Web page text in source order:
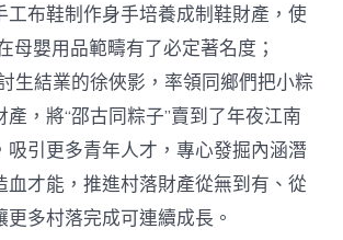
工布鞋制作身手培養成制鞋財產，使
母嬰用品範疇有了必定著名度；
生結業的徐俠影，率領同鄉們把小粽
，將“邵古同粽子”賣到了年夜江南
吸引更多青年人才，專心發掘內涵潛
血才能，推進村落財產從無到有、從
多村落完成可連續成長。